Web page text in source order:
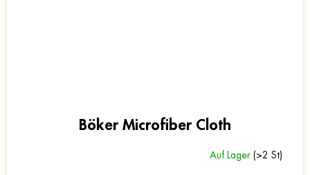
Böker Microfiber Cloth
Auf Lager (>2 St)